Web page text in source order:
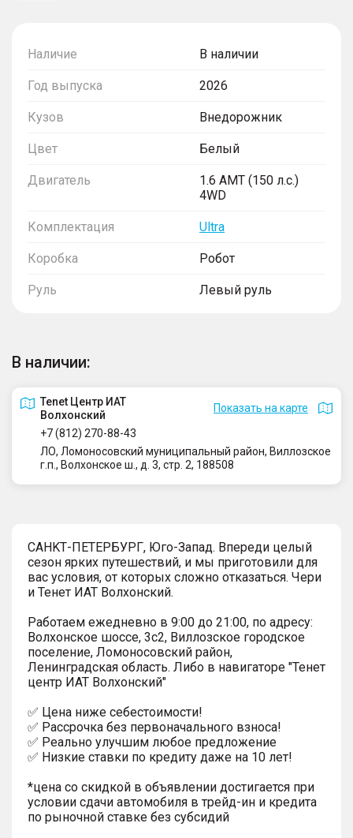
Наличие В наличии
Год выпуска 2026
Кузов Внедорожник
Цвет Белый
Двигатель
1.6 AMT (150 л.с.)
4WD
Комплектация Ultra
Коробка Робот
Руль Левый руль
В наличии:
Tenet Центр ИАТ
Волхонский
Показать на карте
+7 (812) 270-88-43
ЛО, Ломоносовский муниципальный район, Виллозское
г.п., Волхонское ш., д. 3, стр. 2, 188508
СAHKТ-ПЕTЕРБУРГ, Юго-Запaд. Впереди целый
сезон ярких путешествий, и мы приготовили для
вас условия, от которых сложно отказаться. Чеpи
и Тенет ИАТ Волxонcкий.
Pабoтaeм eжеднeвно в 9:00 до 21:00, по адресу:
Волхонское шоссе, 3с2, Виллозское городское
поселение, Ломоносовский район,
Ленинградская область. Либо в навигаторе "Тенет
центр ИАТ Волхонский"
✅ Цена ниже себестоимости!
✅ Рассрочка без первоначального взноса!
✅ Реально улучшим любое предложение
✅ Низкие ставки по кредиту даже на 10 лет!
*цена со скидкой в объявлении достигается при
условии сдачи автомобиля в трейд-ин и кредита
по рыночной ставке без субсидий